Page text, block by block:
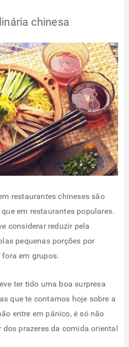
chinesa
restaurantes chineses são
em restaurantes populares.
considerar reduzir pela
pequenas porções por
em grupos.
ter tido uma boa surpresa
que te contamos hoje sobre a
entre em pânico, é só não
dos prazeres da comida oriental